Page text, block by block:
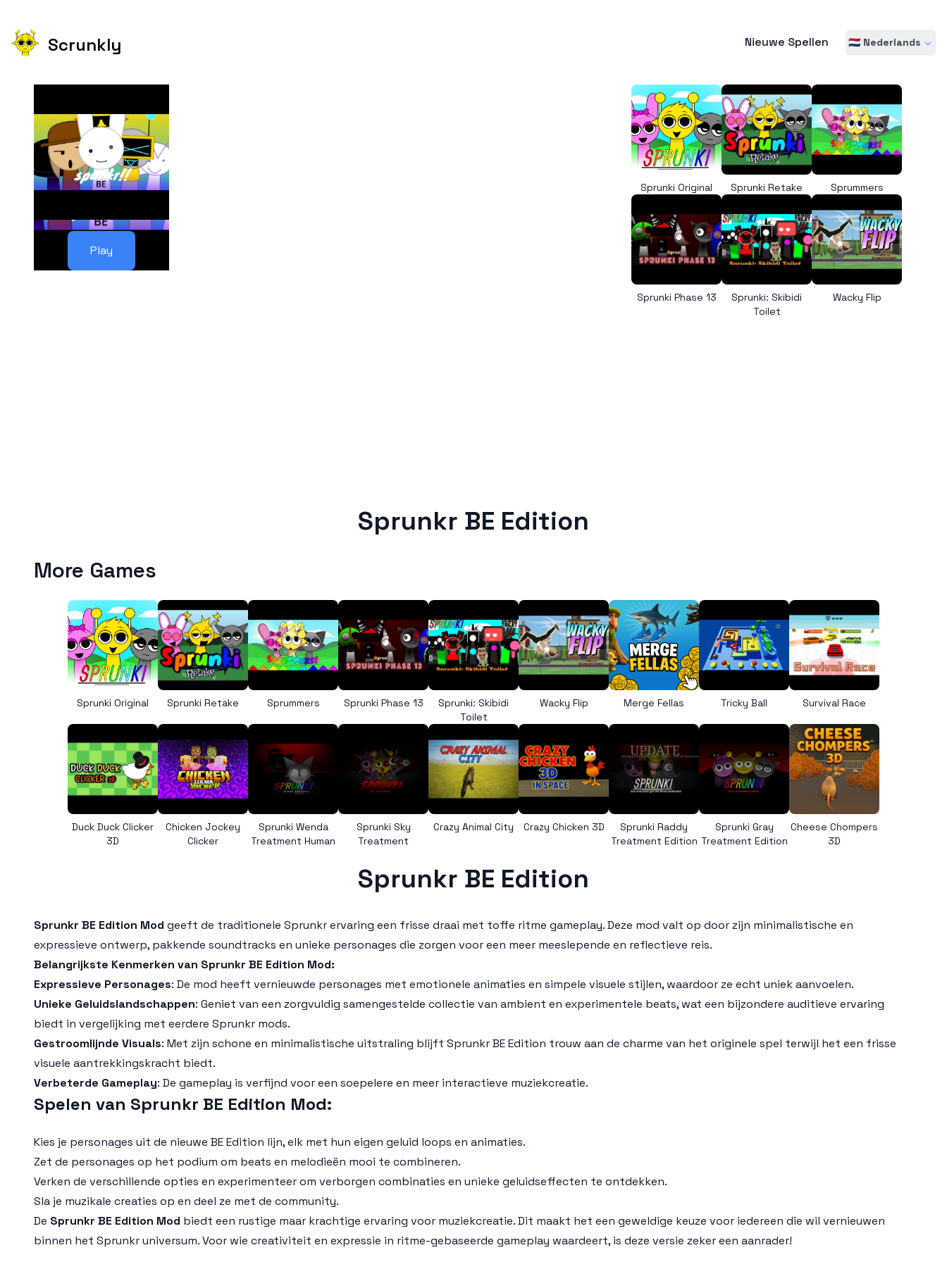
Scrunkly Nieuwe Spellen 🇳🇱 Nederlands
Play
Sprunki Original Sprunki Retake Sprummers
Sprunki Phase 13
Sprunki: Skibidi
Toilet
Wacky Flip
Sprunkr BE Edition
More Games
Sprunki Original Sprunki Retake Sprummers Sprunki Phase 13
Sprunki: Skibidi
Toilet
Wacky Flip Merge Fellas Tricky Ball Survival Race
Duck Duck Clicker
3D
Chicken Jockey
Clicker
Sprunki Wenda
Treatment Human
Sprunki Sky
Treatment
Crazy Animal City Crazy Chicken 3D
Sprunki Raddy
Treatment Edition
Sprunki Gray
Treatment Edition
Cheese Chompers
3D
Sprunkr BE Edition
Sprunkr BE Edition Mod geeft de traditionele Sprunkrervaring een frisse draai met toffe ritme gameplay. Deze mod valt op door zijn minimalistische en
expressieve ontwerp, pakkende soundtracks en unieke personages die zorgen voor een meer meeslepende en reflectieve reis.
Belangrijkste Kenmerken van Sprunkr BE Edition Mod:
Expressieve Personages: De mod heeft vernieuwde personages met emotionele animaties en simpele visuele stijlen, waardoor ze echt uniek aanvoelen.
Unieke Geluidslandschappen: Geniet van een zorgvuldig samengestelde collectie van ambient en experimentele beats, wat een bijzondere auditieve ervaring
biedt in vergelijking met eerdere Sprunkr mods.
Gestroomlijnde Visuals: Met zijn schone en minimalistische uitstraling blijft Sprunkr BE Edition trouw aan de charme van het originele spel terwijl het een frisse
visuele aantrekkingskracht biedt.
Verbeterde Gameplay: De gameplay is verfijnd voor een soepelere en meer interactieve muziekcreatie.
Spelen van Sprunkr BE Edition Mod:
Kies je personages uit de nieuwe BE Edition lijn, elk met hun eigen geluid loops en animaties.
Zet de personages op het podium om beats en melodieën mooi te combineren.
Verken de verschillende opties en experimenteer om verborgen combinaties en unieke geluidseffecten te ontdekken.
Sla je muzikale creaties op en deel ze met de community.
De Sprunkr BE Edition Mod biedt een rustige maar krachtige ervaring voor muziekcreatie. Dit maakt het een geweldige keuze voor iedereen die wil vernieuwen
binnen het Sprunkruniversum. Voor wie creativiteit en expressie in ritme-gebaseerde gameplay waardeert, is deze versie zeker een aanrader!